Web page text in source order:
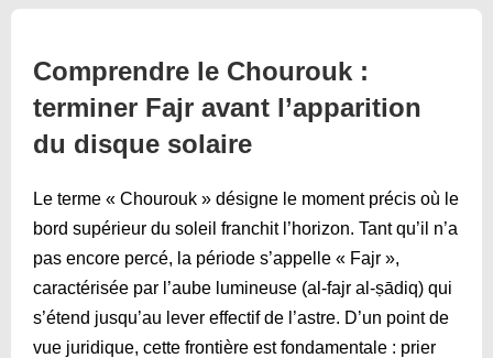
Comprendre le Chourouk :
terminer Fajr avant l’apparition
du disque solaire
Le terme « Chourouk » désigne le moment précis où le
bord supérieur du soleil franchit l’horizon. Tant qu’il n’a
pas encore percé, la période s’appelle « Fajr »,
caractérisée par l’aube lumineuse (al-fajr al-ṣādiq) qui
s’étend jusqu’au lever effectif de l’astre. D’un point de
vue juridique, cette frontière est fondamentale : prier